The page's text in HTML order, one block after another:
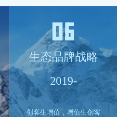
生态品牌战略
2019-
创客生增值，增值生创客